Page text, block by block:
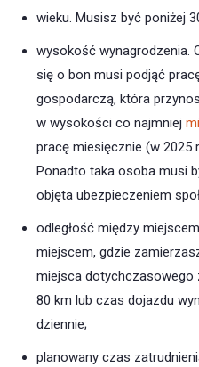
wieku. Musisz być poniżej
wysokość wynagrodzenia.
się o bon musi podjąć
gospodarczą, która
w wysokości co najmniej
pracę miesięcznie (w 2025
Ponadto taka osoba musi
objęta ubezpieczeniem
odległość między
miejscem, gdzie
miejsca dotychczasowego
80 km lub czas dojazdu
dziennie;
planowany czas